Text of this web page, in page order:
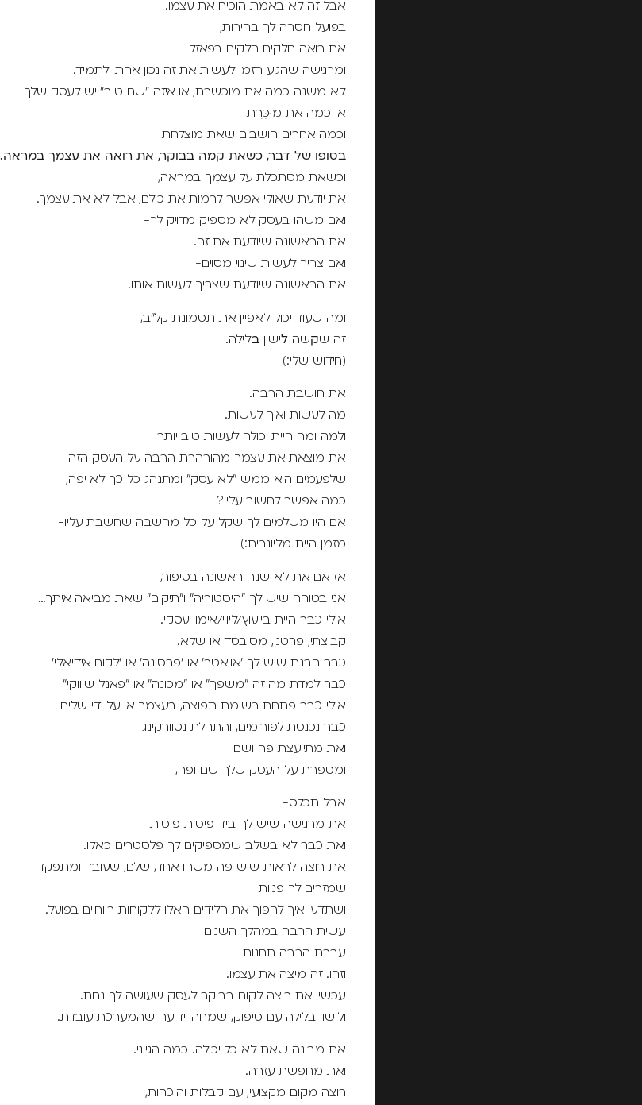
אבל זה לא באמת הוכיח את עצמו.
בפועל חסרה לך בהירות,
את רואה חלקים חלקים בפאזל
ומרגישה שהגיע הזמן לעשות את זה נכון אחת ולתמיד.
לא משנה כמה את מוכשרת, או איזה "שם טוב" יש לעסק שלך
או כמה את מוּכֶּרֶת
וכמה אחרים חושבים שאת מוצלחת
בסופו של דבר, כשאת קמה בבוקר, את רואה את עצמך במראה.
וכשאת מסתכלת על עצמך במראה,
את יודעת שאולי אפשר לרמות את כולם, אבל לא את עצמך.
ואם משהו בעסק לא מספיק מדויק לך-
את הראשונה שיודעת את זה.
ואם צריך לעשות שינוי מסוים-
את הראשונה שיודעת שצריך לעשות אותו.
ומה שעוד יכול לאפיין את תסמונת קל"ב,
זה שקשה לישון בלילה.
(חידוש שלי:)
את חושבת הרבה.
מה לעשות ואיך לעשות.
ולמה ומה היית יכולה לעשות טוב יותר
את מוצאת את עצמך מהורהרת הרבה על העסק הזה
שלפעמים הוא ממש "לא עסק" ומתנהג כל כך לא יפה,
כמה אפשר לחשוב עליו?
אם היו משלמים לך שקל על כל מחשבה שחשבת עליו-
מזמן היית מליונרית:)
אז אם את לא שנה ראשונה בסיפור,
אני בטוחה שיש לך "היסטוריה" ו"תיקים" שאת מביאה איתך…
אולי כבר היית בייעוץ/ליווי/אימון עסקי.
קבוצתי, פרטני, מסובסד או שלא.
כבר הבנת שיש לך 'אוואטר' או 'פרסונה' או 'לקוח אידיאלי'
כבר למדת מה זה "משפך" או "מכונה" או "פאנל שיווקי"
אולי כבר פתחת רשימת תפוצה, בעצמך או על ידי שליח
כבר נכנסת לפורומים, והתחלת נטוורקינג
ואת מתייעצת פה ושם
ומספרת על העסק שלך שם ופה,
אבל תכלס-
את מרגישה שיש לך ביד פיסות פיסות
ואת כבר לא בשלב שמספיקים לך פלסטרים כאלו.
את רוצה לראות שיש פה משהו אחד, שלם, שעובד ומתפקד
שמזרים לך פניות
ושתדעי איך להפוך את הלידים האלו ללקוחות רווחיים בפועל.
עשית הרבה במהלך השנים
עברת הרבה תחנות
וזהו. זה מיצה את עצמו.
עכשיו את רוצה לקום בבוקר לעסק שעושה לך נחת.
ולישון בלילה עם סיפוק, שמחה וידיעה שהמערכת עובדת.
את מבינה שאת לא כל יכולה. כמה הגיוני.
ואת מחפשת עזרה.
רוצה מקום מקצועי, עם קבלות והוכחות,